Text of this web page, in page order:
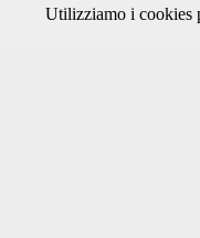
Utilizziamo i cookies